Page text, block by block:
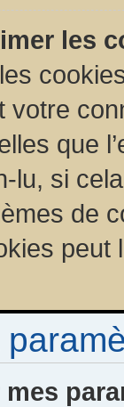
les
votre
que
lu, si
de
peut